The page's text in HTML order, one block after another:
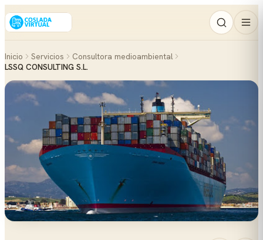
Inicio Servicios
Consultora medioambiental
LSSQ CONSULTING S.L.